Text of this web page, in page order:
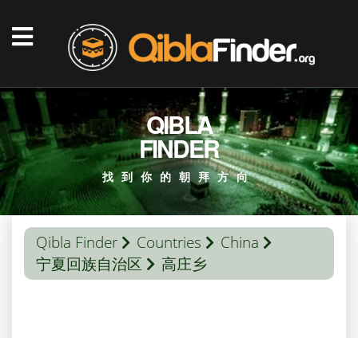
QIBLA
FINDER
找到你的朝拜方向
Qibla Finder Countries
China
宁夏回族自治区
高庄乡